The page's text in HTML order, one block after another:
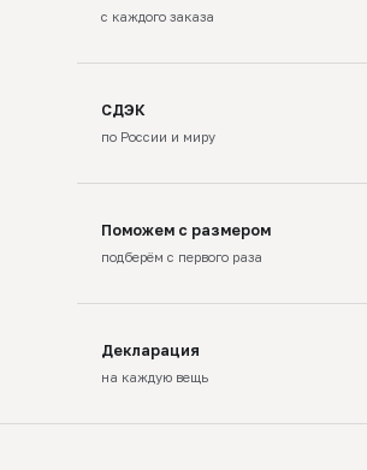
с каждого заказа
СДЭК
по России и миру
Поможем с размером
подберём с первого раза
Декларация
на каждую вещь